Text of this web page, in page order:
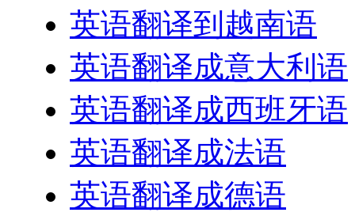
英语翻译到越南语
英语翻译成意大利语
英语翻译成西班牙语
英语翻译成法语
英语翻译成德语